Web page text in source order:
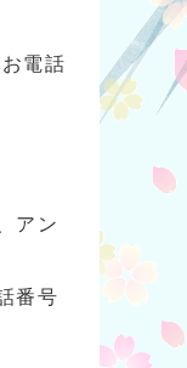
電話
アン
番号